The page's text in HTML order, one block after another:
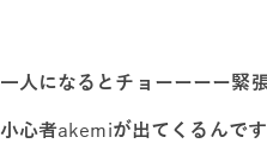
一人になるとチョーーーー緊
小心者akemiが出てくるんで